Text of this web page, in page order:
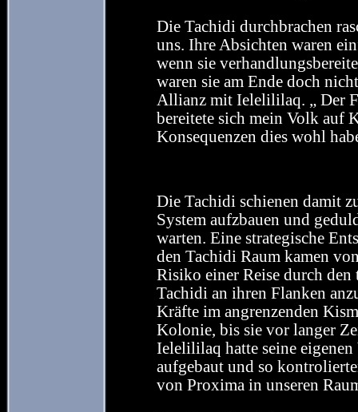
Die Tachidi durchbrachen
uns. Ihre Absichten waren
wenn sie
waren sie am Ende doch
Allianz mit Ielelililaq. „ Der
bereitete sich mein Volk auf
Konsequenzen dies wohl
Die Tachidi schienen damit
System aufzbauen und
warten. Eine strategische
den Tachidi Raum kamen
Risiko einer Reise durch
Tachidi an ihren Flanken
Kräfte im angrenzenden
Kolonie, bis sie vor langer
Ielelililaq hatte seine
aufgebaut und so
von Proxima in unseren